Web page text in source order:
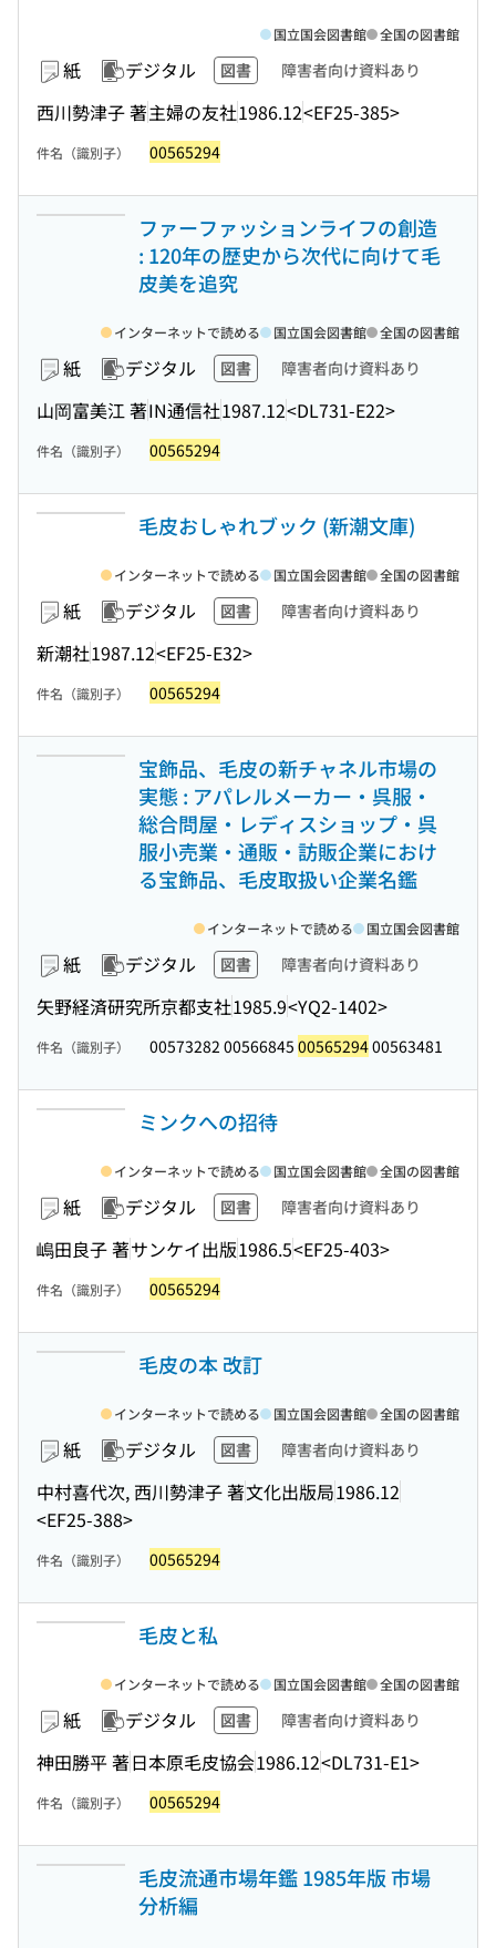
紙 デジタル 図書 障害者向け資料あり
西川勢津子 著主婦の友社1986.12<EF25-385>
国立国会図書館 全国の図書館
件名（識別子） 00565294
ファーファッションライフの創造
: 120年の歴史から次代に向けて毛
皮美を追究
紙 デジタル 図書 障害者向け資料あり
山岡富美江 著IN通信社1987.12<DL731-E22>
インターネットで読める 国立国会図書館 全国の図書館
件名（識別子） 00565294
毛皮おしゃれブック (新潮文庫)
紙 デジタル 図書 障害者向け資料あり
新潮社1987.12<EF25-E32>
インターネットで読める 国立国会図書館 全国の図書館
件名（識別子） 00565294
宝飾品、毛皮の新チャネル市場の
実態 : アパレルメーカー・呉服・
総合問屋・レディスショップ・呉
服小売業・通販・訪販企業におけ
る宝飾品、毛皮取扱い企業名鑑
紙 デジタル 図書 障害者向け資料あり
矢野経済研究所京都支社1985.9<YQ2-1402>
インターネットで読める 国立国会図書館
件名（識別子） 00573282 00566845 0056529400563481
ミンクへの招待
紙 デジタル 図書 障害者向け資料あり
嶋田良子 著サンケイ出版1986.5<EF25-403>
インターネットで読める 国立国会図書館 全国の図書館
件名（識別子） 00565294
毛皮の本 改訂
紙 デジタル 図書 障害者向け資料あり
中村喜代次, 西川勢津子 著文化出版局1986.12
<EF25-388>
インターネットで読める 国立国会図書館 全国の図書館
件名（識別子） 00565294
毛皮と私
紙 デジタル 図書 障害者向け資料あり
神田勝平 著日本原毛皮協会1986.12<DL731-E1>
インターネットで読める 国立国会図書館 全国の図書館
件名（識別子） 00565294
毛皮流通市場年鑑 1985年版 市場
分析編